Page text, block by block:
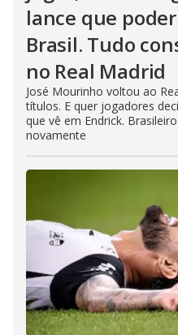
lance que
Brasil. Tudo
no Real Madrid
José Mourinho voltou ao
títulos. E quer jogadores
que vê em Endrick.
novamente